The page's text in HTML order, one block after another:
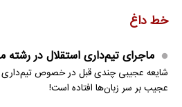
خط داغ
ماجرای تیم‌داری استقلال در رشته
شایعه عجیبی چندی قبل در خصوص تیم‌داری
عجیب بر سر زبان‌ها افتاده است!